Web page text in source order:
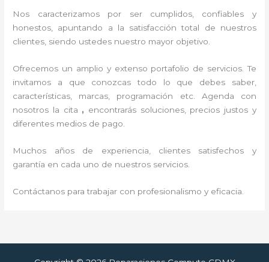
Nos caracterizamos por ser cumplidos, confiables y
honestos, apuntando a la satisfacción total de nuestros
clientes, siendo ustedes nuestro mayor objetivo.
Ofrecemos un amplio y extenso portafolio de servicios. Te
invitamos a que conozcas todo lo que debes saber,
características, marcas, programación etc. Agenda con
nosotros la cita , encontrarás soluciones, precios justos y
diferentes medios de pago.
Muchos años de experiencia, clientes satisfechos y
garantía en cada uno de nuestros servicios.
Contáctanos para trabajar con profesionalismo y eficacia.